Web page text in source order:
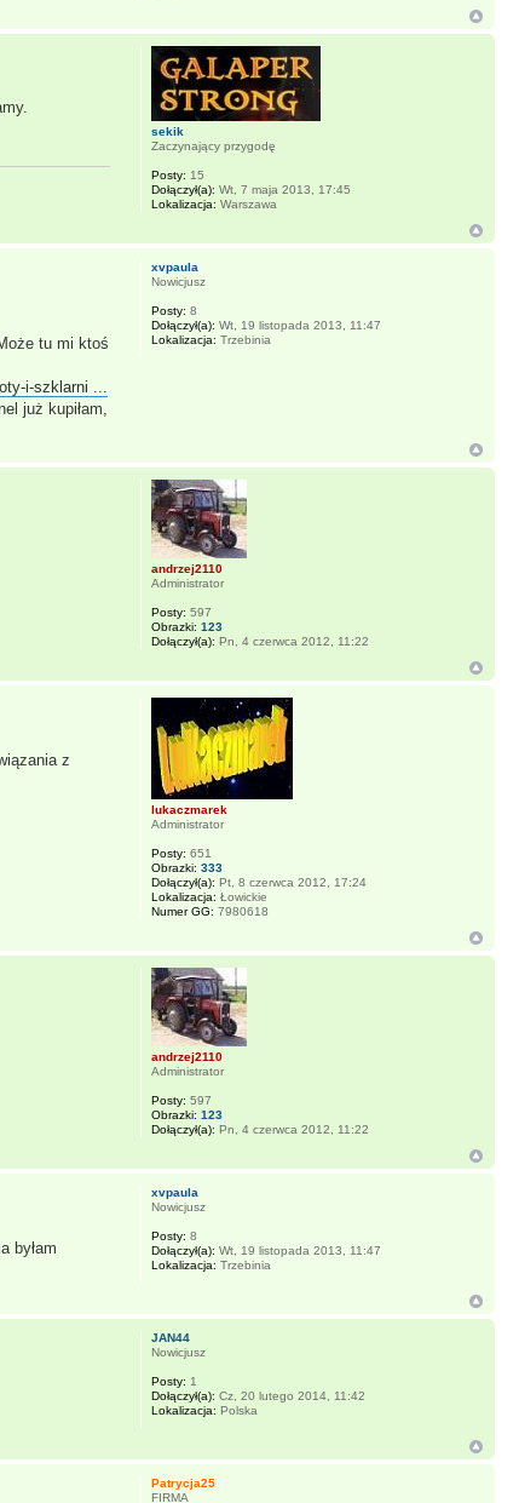
sekik
Zaczynający przygodę
Posty: 15
Dołączył(a): Wt, 7 maja 2013, 17:45
Lokalizacja: Warszawa
tu mi ktoś
i-szklarni ...
już kupiłam,
xvpaula
Nowicjusz
Posty: 8
Dołączył(a): Wt, 19 listopada 2013, 11:47
Lokalizacja: Trzebinia
andrzej2110
Administrator
Posty: 597
Obrazki: 123
Dołączył(a): Pn, 4 czerwca 2012, 11:22
z
lukaczmarek
Administrator
Posty: 651
Obrazki: 333
Dołączył(a): Pt, 8 czerwca 2012, 17:24
Lokalizacja: Łowickie
Numer GG: 7980618
andrzej2110
Administrator
Posty: 597
Obrazki: 123
Dołączył(a): Pn, 4 czerwca 2012, 11:22
byłam
xvpaula
Nowicjusz
Posty: 8
Dołączył(a): Wt, 19 listopada 2013, 11:47
Lokalizacja: Trzebinia
JAN44
Nowicjusz
Posty: 1
Dołączył(a): Cz, 20 lutego 2014, 11:42
Lokalizacja: Polska
Patrycja25
FIRMA